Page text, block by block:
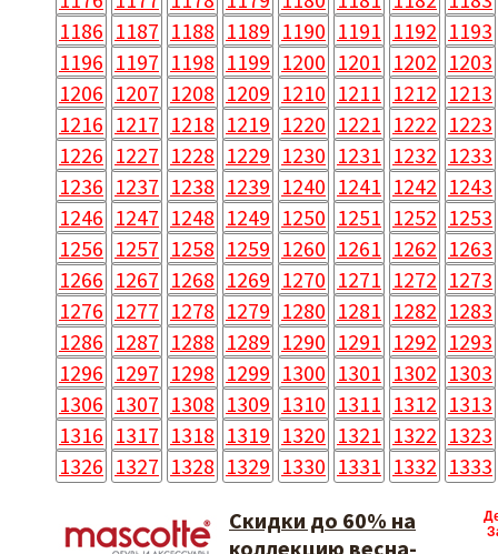
1186 1187 1188 1189 1190 1191 1192 1193
1196 1197 1198 1199 1200 1201 1202 1203
1206 1207 1208 1209 1210 1211 1212 1213
1216 1217 1218 1219 1220 1221 1222 1223
1226 1227 1228 1229 1230 1231 1232 1233
1236 1237 1238 1239 1240 1241 1242 1243
1246 1247 1248 1249 1250 1251 1252 1253
1256 1257 1258 1259 1260 1261 1262 1263
1266 1267 1268 1269 1270 1271 1272 1273
1276 1277 1278 1279 1280 1281 1282 1283
1286 1287 1288 1289 1290 1291 1292 1293
1296 1297 1298 1299 1300 1301 1302 1303
1306 1307 1308 1309 1310 1311 1312 1313
1316 1317 1318 1319 1320 1321 1322 1323
1326 1327 1328 1329 1330 1331 1332 1333
Скидки до 60% на
коллекцию весна-